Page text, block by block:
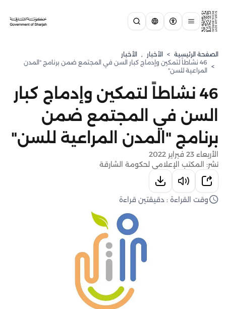
الصفحة الرئيسية > الأخبار , الأخبار
>
46 نشاطاً لتمكين وإدماج كبار السن في المجتمع ضمن برنامج "المدن
المراعية للسن"
46 نشاطاً لتمكين وإدماج كبار
السن في المجتمع ضمن
برنامج "المدن المراعية للسن"
الأربعاء 23 فبراير 2022
نشر: المكتب الإعلامي لحكومة الشارقة
وقت القراءة : دقيقتين قراءة